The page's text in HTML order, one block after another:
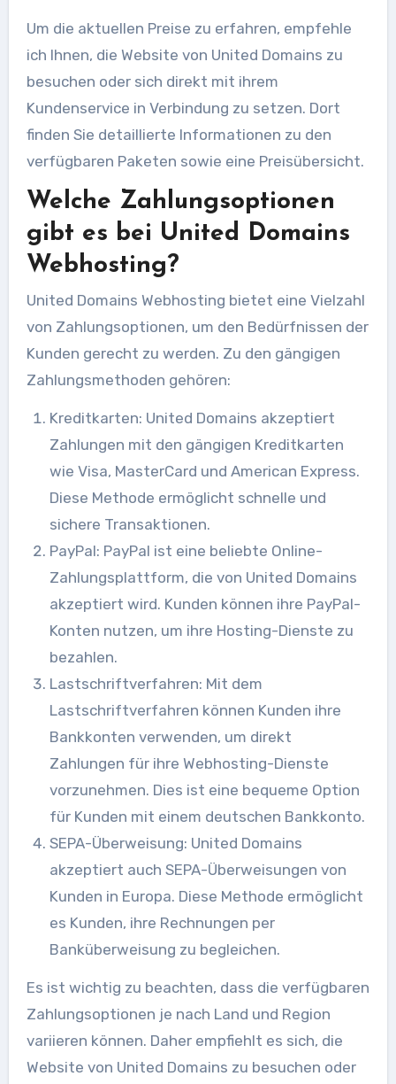
Um die aktuellen Preise zu erfahren, empfehle
ich Ihnen, die Website von United Domains zu
besuchen oder sich direkt mit ihrem
Kundenservice in Verbindung zu setzen. Dort
finden Sie detaillierte Informationen zu den
verfügbaren Paketen sowie eine Preisübersicht.
Welche Zahlungsoptionen
gibt es bei United Domains
Webhosting?
United Domains Webhosting bietet eine Vielzahl
von Zahlungsoptionen, um den Bedürfnissen der
Kunden gerecht zu werden. Zu den gängigen
Zahlungsmethoden gehören:
Kreditkarten: United Domains akzeptiert
Zahlungen mit den gängigen Kreditkarten
wie Visa, MasterCard und American Express.
Diese Methode ermöglicht schnelle und
sichere Transaktionen.
PayPal: PayPal ist eine beliebte Online-
Zahlungsplattform, die von United Domains
akzeptiert wird. Kunden können ihre PayPal-
Konten nutzen, um ihre Hosting-Dienste zu
bezahlen.
Lastschriftverfahren: Mit dem
Lastschriftverfahren können Kunden ihre
Bankkonten verwenden, um direkt
Zahlungen für ihre Webhosting-Dienste
vorzunehmen. Dies ist eine bequeme Option
für Kunden mit einem deutschen Bankkonto.
SEPA-Überweisung: United Domains
akzeptiert auch SEPA-Überweisungen von
Kunden in Europa. Diese Methode ermöglicht
es Kunden, ihre Rechnungen per
Banküberweisung zu begleichen.
Es ist wichtig zu beachten, dass die verfügbaren
Zahlungsoptionen je nach Land und Region
variieren können. Daher empfiehlt es sich, die
Website von United Domains zu besuchen oder